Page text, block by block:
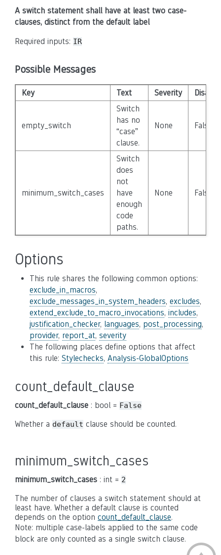
A switch statement shall have at least two case-
clauses, distinct from the default label
Required inputs: IR
Possible Messages
Key Text Severity
empty_switch
Switch
has no
“case”
clause.
None False
minimum_switch_cases
Switch
does
not
have
enough
code
paths.
None False
Options
This rule shares the following common options:
exclude_in_macros,
exclude_messages_in_system_headers, excludes,
extend_exclude_to_macro_invocations, includes,
justification_checker, languages, post_processing,
provider, report_at, severity
The following places define options that affect
this rule: Stylechecks, Analysis-GlobalOptions
count_default_clause
count_default_clause : bool = False
Whether a default clause should be counted.
minimum_switch_cases
minimum_switch_cases : int = 2
The number of clauses a switch statement should at
least have. Whether a default clause is counted
depends on the option count_default_clause.
Note: multiple case-labels applied to the same code
block are only counted as a single switch clause.